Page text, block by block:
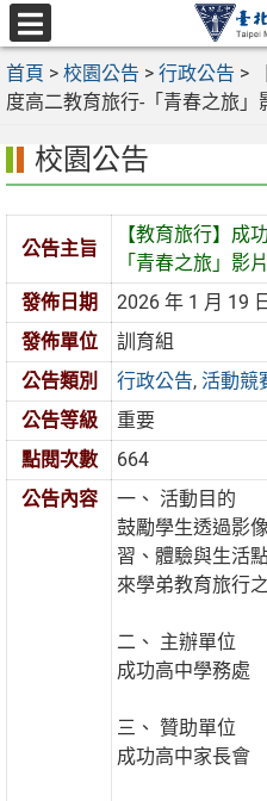
跳
至
主
要
區
選
單
首頁 > 校園公告 > 行政公告 >
度高二教育旅行-「青春之旅」
校園公告
公告主旨
【教育旅行】成
「青春之旅」影
發佈日期
2026 年 1 月 19 日
發佈單位
訓育組
公告類別
行政公告,活動競
公告等級
重要
點閱次數
664
公告內容
一、 活動目的
鼓勵學生透過影
習、體驗與生活
來學弟教育旅行
二、 主辦單位
成功高中學務處
三、 贊助單位
成功高中家長會